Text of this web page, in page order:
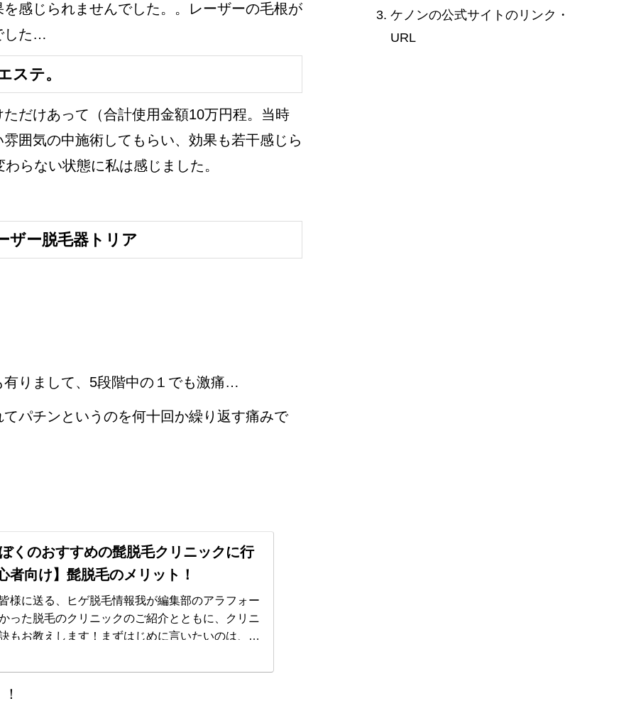
感じられませんでした。。レーザーの毛根が
した…
ステ。
だけあって（合計使用金額10万円程。当時
囲気の中施術してもらい、効果も若干感じら
らない状態に私は感じました。
ザー脱毛器トリア
りまして、5段階中の１でも激痛…
パチンというのを何十回か繰り返す痛みで
くのおすすめの髭脱毛クリニックに行
者向け】髭脱毛のメリット！
様に送る、ヒゲ脱毛情報我が編集部のアラフォー
った脱毛のクリニックのご紹介とともに、クリニ
もお教えします！まずはじめに言いたいのは、ひ
ケノンの公式サイトのリンク・
URL